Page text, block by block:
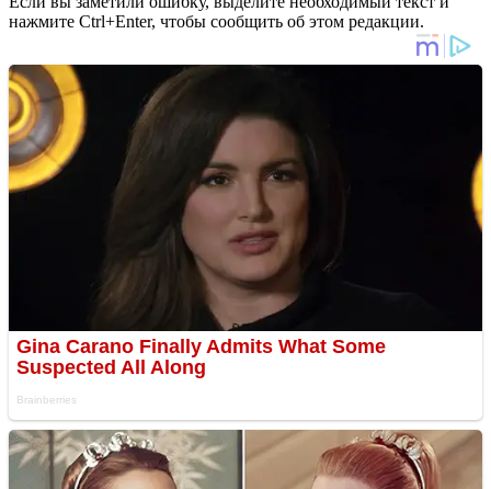
нажмите Ctrl+Enter, чтобы сообщить об этом редакции.